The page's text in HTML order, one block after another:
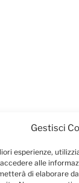
Gestisci
esperienze,
alle
di elaborare